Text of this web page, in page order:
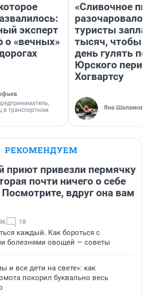
эксперт
о «вечных»
в транспортном
«Сливочное
разочаровало»:
туристы
тысяч, чтобы
день гулять по
Юрского
Хогвартсу
Яна Шаламова
РЕКОМЕНДУЕМ
приют привезли пермячку
почти ничего о себе
вдруг она вам
18
каждый. Как бороться с
болезнями овощей — советы
и все дети на свете»: как
покорил буквально весь